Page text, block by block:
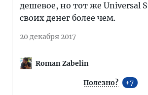
дешевое, но тот же Universal
своих денег более чем.
20 декабря 2017
Roman Zabelin
Полезно? 7